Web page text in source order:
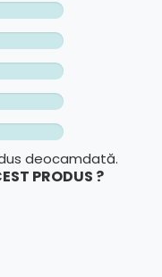
deocamdată.
PRODUS ?